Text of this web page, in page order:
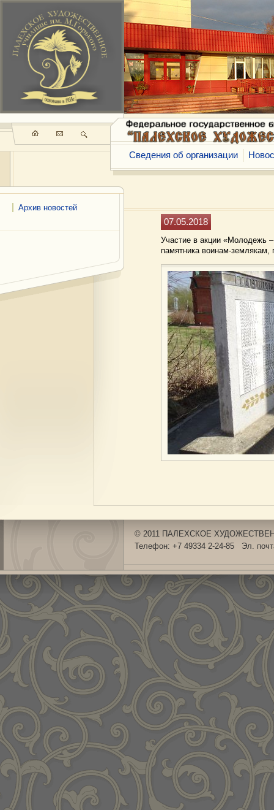
Архив новостей
Сведения об организации
07.05.2018
Участие в акции «Молодежь
памятника воинам-
© 2011 ПАЛЕХСКОЕ
Телефон: +7 49334 2-24-85 Эл.